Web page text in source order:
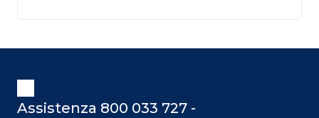
Assistenza 800 033 727 -